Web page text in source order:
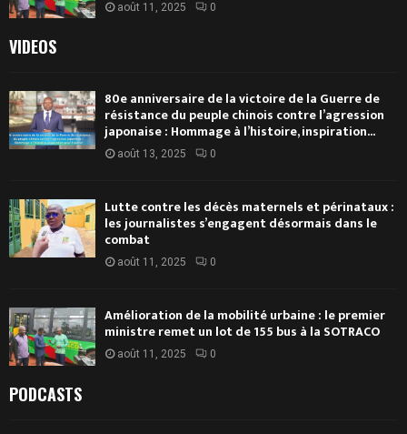
août 11, 2025 0
VIDEOS
80e anniversaire de la victoire de la Guerre de
résistance du peuple chinois contre l’agression
japonaise : Hommage à l’histoire, inspiration...
août 13, 2025 0
Lutte contre les décès maternels et périnataux :
les journalistes s’engagent désormais dans le
combat
août 11, 2025 0
Amélioration de la mobilité urbaine : le premier
ministre remet un lot de 155 bus à la SOTRACO
août 11, 2025 0
PODCASTS